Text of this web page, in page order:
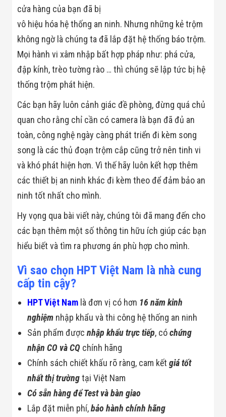
Giày Da, Túi
Xách
Dự Án Triển
Khai
Thủy Sản
Dự Án Ngành
Siêu Thị - Ngân
Hàng
Giáo Dục -
Trường Học
Điện Tử
Dự Án Ngành
Công An - Quân
Máy
Dự Án Kho
Xưởng -
Logistics
Tin Công Nghệ
Tin Khuyến Mãi
cửa hàng của bạn đã bị
vô hiệu hóa hệ thống an ninh. Nhưng những kẻ trộm
không ngờ là chúng ta đã lắp đặt hệ thống báo trộm.
Mọi hành vi xâm nhập bất hợp pháp như: phá cửa,
đập kính, trèo tường rào … thì chúng sẽ lập tức bị hệ
thống trộm phát hiện.
Các bạn hãy luôn cảnh giác đề phòng, đừng quá chủ
quan cho rằng chỉ cần có camera là bạn đã đủ an
toàn, công nghệ ngày càng phát triển đi kèm song
song là các thủ đoạn trộm cắp cũng trở nên tinh vi
và khó phát hiện hơn. Vì thế hãy luôn kết hợp thêm
các thiết bị an ninh khác đi kèm theo để đảm bảo an
ninh tốt nhất cho mình.
Hy vọng qua bài viết này, chúng tôi đã mang đến cho
các bạn thêm một số thông tin hữu ích giúp các bạn
hiểu biết và tìm ra phương án phù hợp cho mình.
Vì sao chọn HPT Việt Nam là nhà cung
cấp tin cậy?
HPT Việt Nam là đơn vị có hơn 16 năm kinh
nghiệm nhập khẩu và thi công hệ thống an ninh
Sản phẩm đượcnhập khẩu trực tiếp, cóchứng
nhận CO và CQ chính hãng
Chính sách chiết khấu rõ ràng, cam kếtgiá tốt
nhất thị trườngtại Việt Nam
Có sẵn hàng để Test và bàn giao
Lắp đặt miễn phí,bảo hành chính hãng